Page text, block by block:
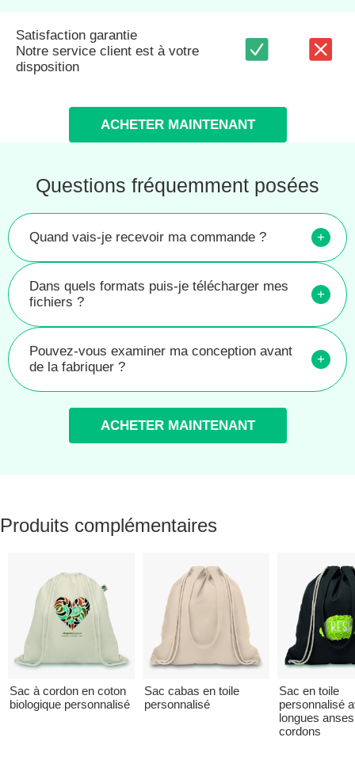
Satisfaction garantie
Notre service client est à votre
disposition
ACHETER MAINTENANT
Questions fréquemment posées
Quand vais-je recevoir ma commande ? +
Dans quels formats puis-je télécharger mes
fichiers ?
+
Pouvez-vous examiner ma conception avant
de la fabriquer ?
+
ACHETER MAINTENANT
Produits complémentaires
Sac à cordon en coton
biologique personnalisé
Sac cabas en toile
personnalisé
Sac en toile
personnalisé
longues
cordons